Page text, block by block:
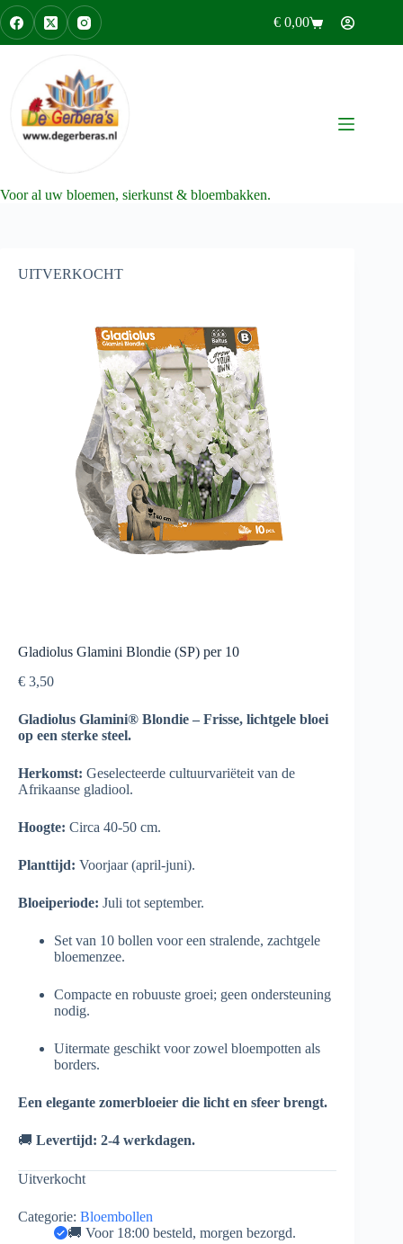
Ga
naar
de
Winkelwagen
€ 0,00
Voor al uw bloemen, sierkunst & bloembakken.
UITVERKOCHT
Gladiolus Glamini Blondie (SP) per 10
€ 3,50
Gladiolus Glamini® Blondie – Frisse, lichtgele bloei
op een sterke steel.
Herkomst: Geselecteerde cultuurvariëteit van de
Afrikaanse gladiool.
Hoogte: Circa 40-50 cm.
Planttijd: Voorjaar (april-juni).
Bloeiperiode: Juli tot september.
Set van 10 bollen voor een stralende, zachtgele
bloemenzee.
Compacte en robuuste groei; geen ondersteuning
nodig.
Uitermate geschikt voor zowel bloempotten als
borders.
Een elegante zomerbloeier die licht en sfeer brengt.
🚚 Levertijd: 2-4 werkdagen.
Uitverkocht
Categorie: Bloembollen
🚚 Voor 18:00 besteld, morgen bezorgd.